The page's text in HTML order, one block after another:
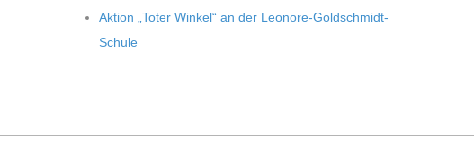
Aktion „Toter Win­kel“ an der Leonore-Goldschmidt-
Schule